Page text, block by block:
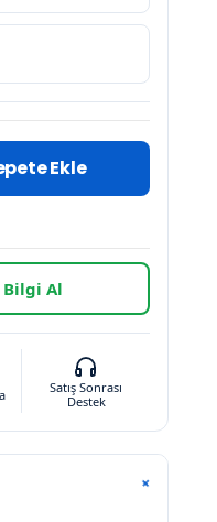
Ekle
Bilgi Al
Satış Sonrası
Destek
+